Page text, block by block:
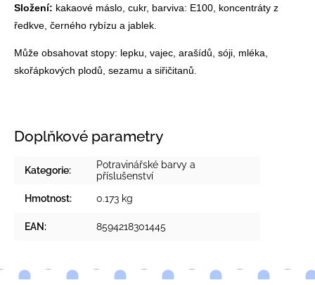
Složení: kakaové máslo, cukr, barviva: E100, koncentráty z
ředkve, černého rybízu a jablek.
Může obsahovat stopy: lepku, vajec, arašídů, sóji, mléka,
skořápkových plodů, sezamu a siřičitanů.
Doplňkové parametry
Kategorie:
Potravinářské barvy a
příslušenství
Hmotnost: 0.173 kg
EAN: 8594218301445